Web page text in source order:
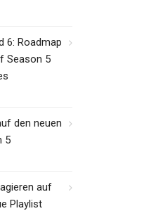
6: Roadmap
Season 5
den neuen
5
auf
Playlist